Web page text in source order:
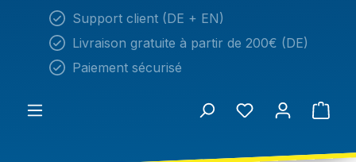
Support client (DE + EN)
Livraison gratuite à partir de 200€ (DE)
Paiement sécurisé